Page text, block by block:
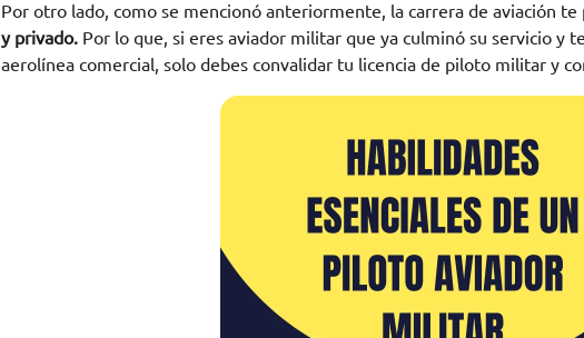
Por otro lado, como se mencionó anteriormente, la carrera de aviación te
y privado. Por lo que, si eres aviador militar que ya culminó su servicio y
aerolínea comercial, solo debes convalidar tu licencia de piloto militar y